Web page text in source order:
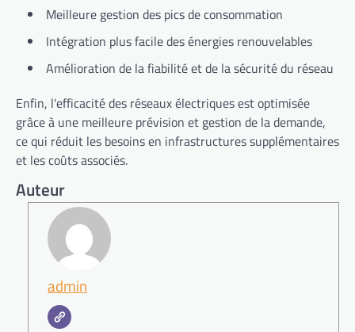
Meilleure gestion des pics de consommation
Intégration plus facile des énergies renouvelables
Amélioration de la fiabilité et de la sécurité du réseau
Enfin, l'efficacité des réseaux électriques est optimisée
grâce à une meilleure prévision et gestion de la demande,
ce qui réduit les besoins en infrastructures supplémentaires
et les coûts associés.
Auteur
admin